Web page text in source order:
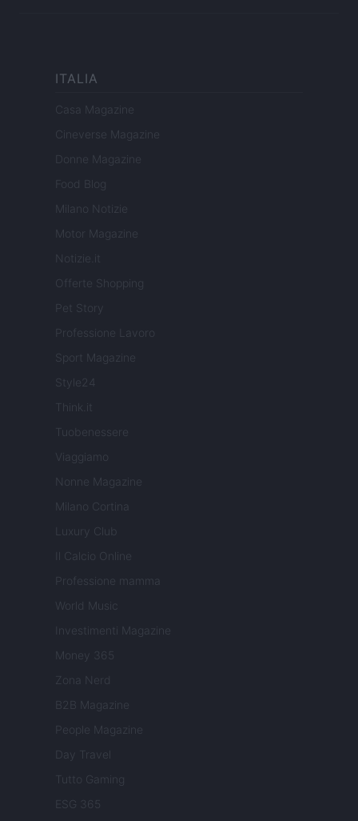
ITALIA
Casa Magazine
Cineverse Magazine
Donne Magazine
Food Blog
Milano Notizie
Motor Magazine
Notizie.it
Offerte Shopping
Pet Story
Professione Lavoro
Sport Magazine
Style24
Think.it
Tuobenessere
Viaggiamo
Nonne Magazine
Milano Cortina
Luxury Club
Il Calcio Online
Professione mamma
World Music
Investimenti Magazine
Money 365
Zona Nerd
B2B Magazine
People Magazine
Day Travel
Tutto Gaming
ESG 365